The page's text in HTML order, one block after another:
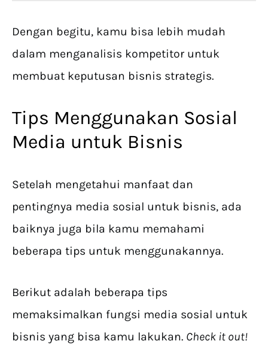
Dengan begitu, kamu bisa lebih mudah
dalam menganalisis kompetitor untuk
membuat keputusan bisnis strategis.
Tips Menggunakan Sosial
Media untuk Bisnis
Setelah mengetahui manfaat dan
pentingnya media sosial untuk bisnis, ada
baiknya juga bila kamu memahami
beberapa tips untuk menggunakannya.
Berikut adalah beberapa tips
memaksimalkan fungsi media sosial untuk
bisnis yang bisa kamu lakukan. Check it out!